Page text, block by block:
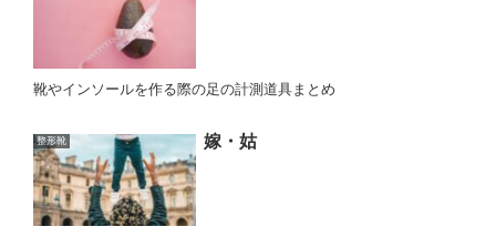
靴やインソールを作る際の足の計測道具まとめ
整形靴 嫁・姑